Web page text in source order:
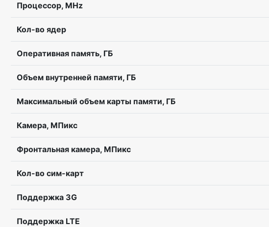
Процессор, MHz
Кол-во ядер
Оперативная память, ГБ
Объем внутренней памяти, ГБ
Максимальный объем карты памяти, ГБ
Камера, МПикс
Фронтальная камера, МПикс
Кол-во сим-карт
Поддержка 3G
Поддержка LTE